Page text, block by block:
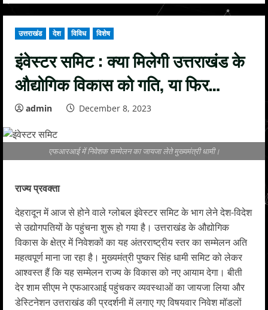
उत्तराखंड देश विविध विशेष
इंवेस्टर समिट : क्या मिलेगी उत्तराखंड के
औद्योगिक विकास को गति, या फिर…
admin December 8, 2023
एफआरआई में निवेशक सम्मेलन का जायजा लेते मुख्यमंत्री धामी।
राज्य प्रवक्ता
देहरादून में आज से होने वाले ग्लोबल इंवेस्टर समिट के भाग लेने देश-विदेश
से उद्योगपतियों के पहुंचना शुरू हो गया है। उत्तराखंड के औद्योगिक
विकास के क्षेत्र में निवेशकों का यह अंतरराष्ट्रीय स्तर का सम्मेलन अति
महत्वपूर्ण माना जा रहा है। मुख्यमंत्री पुष्कर सिंह धामी समिट को लेकर
आश्वस्त हैं कि यह सम्मेलन राज्य के विकास को नए आयाम देगा। बीती
देर शाम सीएम ने एफआरआई पहुंचकर व्यवस्थाओं का जायजा लिया और
डेस्टिनेशन उत्तराखंड की प्रदर्शनी में लगाए गए विषयवार निवेश मॉडलों